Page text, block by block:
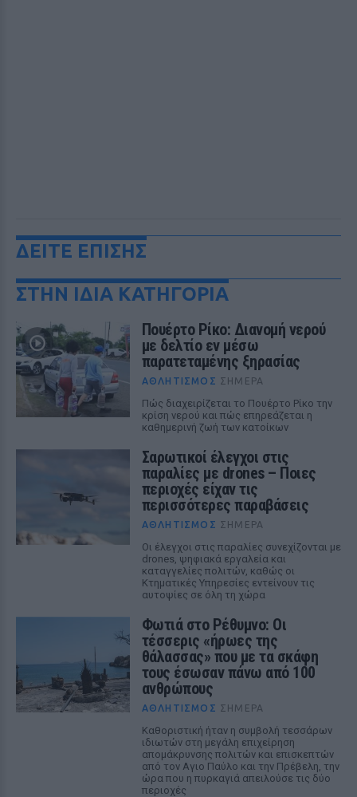
ΔΕΙΤΕ ΕΠΙΣΗΣ
ΣΤΗΝ ΙΔΙΑ ΚΑΤΗΓΟΡΙΑ
Πουέρτο Ρίκο: Διανομή νερού
με δελτίο εν μέσω
παρατεταμένης ξηρασίας
ΑΘΛΗΤΙΣΜΌΣ ΣΉΜΕΡΑ
Πώς διαχειρίζεται το Πουέρτο Ρίκο την
κρίση νερού και πώς επηρεάζεται η
καθημερινή ζωή των κατοίκων
Σαρωτικοί έλεγχοι στις
παραλίες με drones – Ποιες
περιοχές είχαν τις
περισσότερες παραβάσεις
ΑΘΛΗΤΙΣΜΌΣ ΣΉΜΕΡΑ
Οι έλεγχοι στις παραλίες συνεχίζονται με
drones, ψηφιακά εργαλεία και
καταγγελίες πολιτών, καθώς οι
Κτηματικές Υπηρεσίες εντείνουν τις
αυτοψίες σε όλη τη χώρα
Φωτιά στο Ρέθυμνο: Οι
τέσσερις «ήρωες της
θάλασσας» που με τα σκάφη
τους έσωσαν πάνω από 100
ανθρώπους
ΑΘΛΗΤΙΣΜΌΣ ΣΉΜΕΡΑ
Καθοριστική ήταν η συμβολή τεσσάρων
ιδιωτών στη μεγάλη επιχείρηση
απομάκρυνσης πολιτών και επισκεπτών
από τον Αγιο Παύλο και την Πρέβελη, την
ώρα που η πυρκαγιά απειλούσε τις δύο
περιοχές